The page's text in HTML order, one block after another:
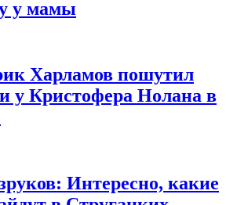
у мамы
Харламов пошутил
у Кристофера Нолана в
Интересно, какие